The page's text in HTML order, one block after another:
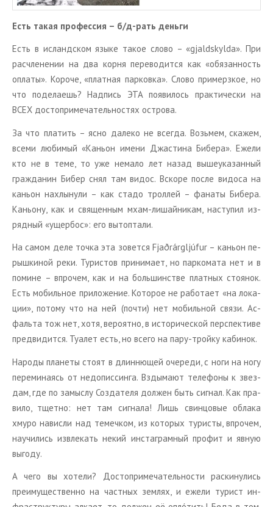
Лента комментариев
WordPress.org
Есть такая про­фес­сия – б/д-рать день­ги
Есть в ис­ланд­ском языке такое слово – «gjaldskylda». При
рас­чле­не­нии на два корня пе­ре­во­дит­ся как «обя­зан­ность
опла­ты». Ко­ро­че, «плат­ная пар­ков­ка». Слово при­мерз­кое, но
что по­де­ла­ешь? Над­пись ЭТА по­яви­лось прак­ти­че­ски на
ВСЕХ до­сто­при­ме­ча­тель­но­стях ост­ро­ва.
За что пла­тить – ясно да­ле­ко не все­гда. Возь­мем, ска­жем,
всеми лю­би­мый «Ка­ньон имени Джа­сти­на Бибе­ра». Ежели
кто не в теме, то уже нема­ло лет назад вы­ше­ука­зан­ный
граж­да­нин Бибер снял там видос. Вско­ре после ви­до­са на
ка­ньон на­хлы­ну­ли – как стадо трол­лей – фа­на­ты Бибе­ра.
Ка­ньо­ну, как и свя­щен­ным мхам-ли­шай­ни­кам, на­сту­пил из­
ряд­ный «ущер­бос»: его вы­топ­та­ли.
На самом деле точка эта зо­вет­ся Fjaðrárgljúfur – ка­ньон пе­
рыш­ки­ной реки. Ту­ри­стов при­ни­ма­ет, но пар­ко­ма­та нет и в
по­мине – впро­чем, как и на боль­шин­стве плат­ных сто­я­нок.
Есть мо­биль­ное при­ло­же­ние. Ко­то­рое не ра­бо­та­ет «на ло­ка­
ции», по­то­му что на ней (почти) нет мо­биль­ной связи. Ас­
фаль­та тож нет, хотя, ве­ро­ят­но, в ис­то­ри­че­ской пер­спек­ти­ве
пред­ви­дит­ся. Туа­лет есть, но всего на пару-трой­ку ка­би­нок.
На­ро­ды пла­не­ты стоят в длин­ню­щей оче­ре­ди, с ноги на ногу
пе­ре­ми­на­ясь от недо­пис­син­га. Взды­ма­ют те­ле­фо­ны к звез­
дам, где по за­мыс­лу Со­зда­те­ля дол­жен быть сиг­нал. Как пра­
ви­ло, тщет­но: нет там сиг­на­ла! Лишь свин­цо­вые об­ла­ка
хмуро на­вис­ли над те­меч­ком, из ко­то­рых ту­ри­сты, впро­чем,
на­учи­лись из­вле­кать некий ин­ста­г­рам­ный про­фит и явную
вы­го­ду.
А чего вы хо­те­ли? До­сто­при­ме­ча­тель­но­сти рас­ки­ну­лись
пре­иму­ще­ствен­но на част­ных зем­лях, и ежели ту­рист ин­